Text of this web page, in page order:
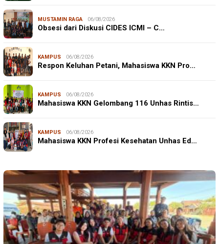
MUSTAMIN RAGA 06/08/2026
Obsesi dari Diskusi CIDES ICMI – C…
KAMPUS 06/08/2026
Respon Keluhan Petani, Mahasiswa KKN Pro…
KAMPUS 06/08/2026
Mahasiswa KKN Gelombang 116 Unhas Rintis…
KAMPUS 06/08/2026
Mahasiswa KKN Profesi Kesehatan Unhas Ed…